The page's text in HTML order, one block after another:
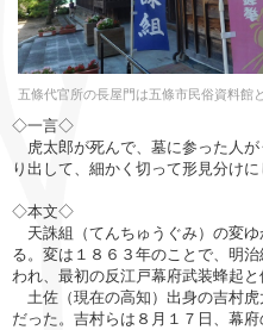
五條代官所の長屋門は五條市民俗資料館
◇一言◇
虎太郎が死んで、墓に参った人
り出して、細かく切って形見分けに
◇本文◇
天誅組（てんちゅうぐみ）の変
る。変は１８６３年のことで、明
われ、最初の反江戸幕府武装蜂起と
土佐（現在の高知）出身の吉村
だった。吉村らは８月１７日、幕